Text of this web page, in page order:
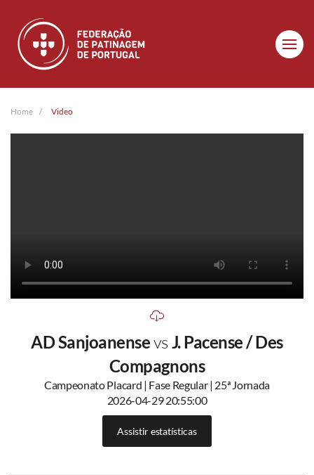
Skip to main content
Home Video
AD Sanjoanensevs J. Pacense / Des
Compagnons
Campeonato Placard | Fase Regular | 25ª Jornada
2026-04-29 20:55:00
Assistir estatísticas